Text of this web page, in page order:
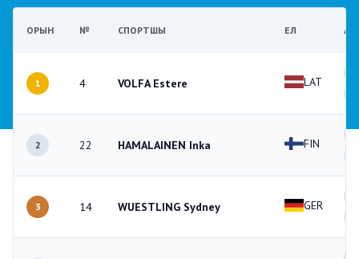
ОРЫН № СПОРТШЫ ЕЛ
1 4 VOLFA Estere LAT
2 22 HAMALAINEN Inka FIN
3 14 WUESTLING Sydney GER